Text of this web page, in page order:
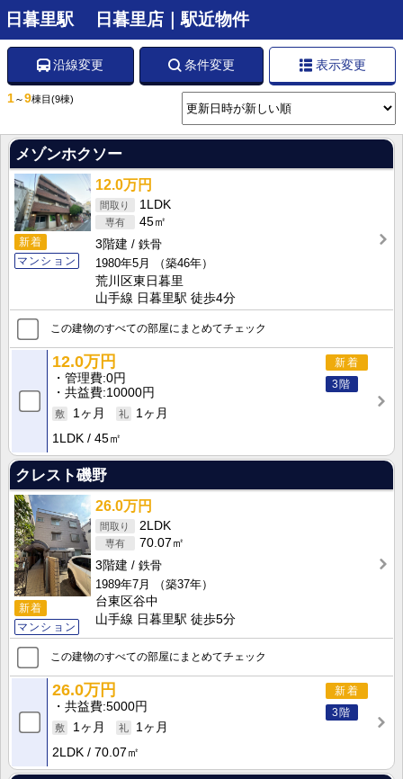
日暮里駅 日暮里店｜駅近物件
沿線変更 条件変更 表示変更
1～9棟目 (9棟)
メゾンホクソー
新着
マンション
12.0万円
1LDK
45㎡
3階建
鉄骨
1980年5月
（築46年）
荒川区東日暮里
山手線 日暮里駅 徒歩4分
この建物のすべての部屋にまとめてチェック
新着
3階
12.0万円
管理費 0円
共益費 10000円
1ヶ月
1ヶ月
1LDK
45㎡
クレスト磯野
新着
マンション
26.0万円
2LDK
70.07㎡
3階建
鉄骨
1989年7月
（築37年）
台東区谷中
山手線 日暮里駅 徒歩5分
この建物のすべての部屋にまとめてチェック
新着
3階
26.0万円
共益費 5000円
1ヶ月
1ヶ月
2LDK
70.07㎡